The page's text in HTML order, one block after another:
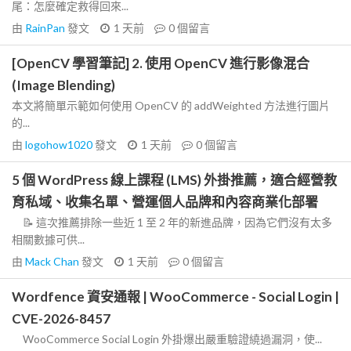
尾：怎麼確定救得回來...
由 RainPan 發文 1 天前 0個留言
[OpenCV 學習筆記] 2. 使用 OpenCV 進行影像混合
(Image Blending)
本文將簡單示範如何使用 OpenCV 的 addWeighted 方法進行圖片
的...
由 logohow1020發文 1 天前 0個留言
5 個 WordPress 線上課程 (LMS) 外掛推薦，適合經營教
育私域、收集名單、營運個人品牌和內容商業化部署
📝 這次推薦排除一些近 1 至 2 年的新進品牌，因為它們沒有太多
相關數據可供...
由 Mack Chan 發文 1 天前 0個留言
Wordfence 資安通報 | WooCommerce - Social Login |
CVE-2026-8457
WooCommerce Social Login 外掛爆出嚴重驗證繞過漏洞，使...